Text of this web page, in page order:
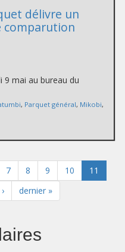
délivre un
comparution
9 mai au bureau du
, Parquet général, Mikobi,
7 8 9 10
11
dernier »